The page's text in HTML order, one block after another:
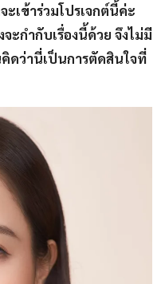
ะเข้าร่วมโปรเจกต์นี้ค่ะ
ะกำกับเรื่องนี้ด้วย จึงไม่มี
ดว่านี่เป็นการตัดสินใจที่